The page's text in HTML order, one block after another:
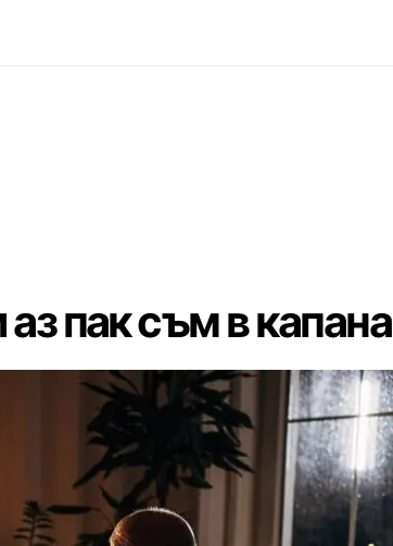
пак съм в капана